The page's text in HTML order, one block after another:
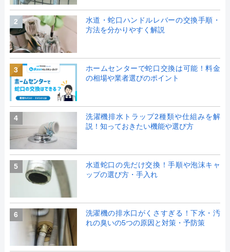
2
水道・蛇口ハンドルレバーの交換手順・
方法を分かりやすく解説
3
ホームセンターで蛇口交換は可能！料金
の相場や業者選びのポイント
4
洗濯機排水トラップ2種類や仕組みを解
説！知っておきたい機能や選び方
5
水道蛇口の先だけ交換！手順や泡沫キャ
ップの選び方・手入れ
6
洗濯機の排水口がくさすぎる！下水・汚
れの臭いの5つの原因と対策・予防策